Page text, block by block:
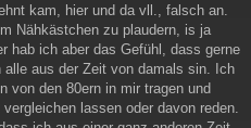
kam, hier und da vll., falsch an.
Nähkästchen zu plaudern, is ja
hab ich aber das Gefühl, dass gerne
aus der Zeit von damals sin. Ich
von den 80ern in mir tragen und
lassen oder davon reden.